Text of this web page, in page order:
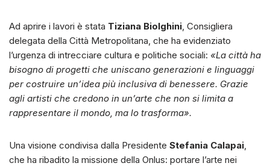
Ad aprire i lavori è stata Tiziana Biolghini, Consigliera
delegata della Città Metropolitana, che ha evidenziato
l’urgenza di intrecciare cultura e politiche sociali: «La città ha
bisogno di progetti che uniscano generazioni e linguaggi
per costruire un’idea più inclusiva di benessere. Grazie
agli artisti che credono in un’arte che non si limita a
rappresentare il mondo, ma lo trasforma».
Una visione condivisa dalla Presidente Stefania Calapai,
che ha ribadito la missione della Onlus: portare l’arte nei